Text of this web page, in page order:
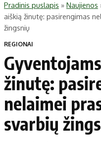
Portalas
Naujausi
Regionai
Lietuva
Pasaulis
Politika
Pradinis puslapis » Naujienos
aiškią žinutę: pasirengimas
žingsnių
REGIONAI
žinutę:
nelaimei
svarbių